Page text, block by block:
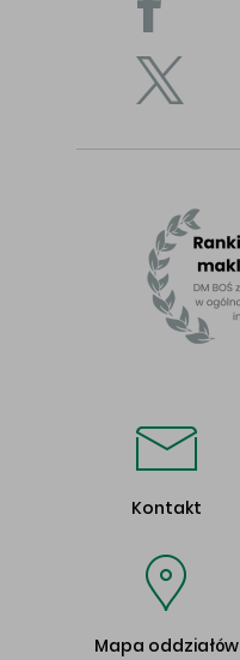
Kontakt
Mapa oddziałów